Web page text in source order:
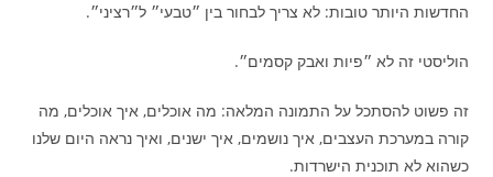
החדשות היותר טובות: לא צריך לבחור בין ״טבעי״ ל״רציני״.
הוליסטי זה לא ״פיות ואבק קסמים״.
זה פשוט להסתכל על התמונה המלאה: מה אוכלים, איך אוכלים, מה
קורה במערכת העצבים, איך נושמים, איך ישנים, ואיך נראה היום שלנו
כשהוא לא תוכנית הישרדות.